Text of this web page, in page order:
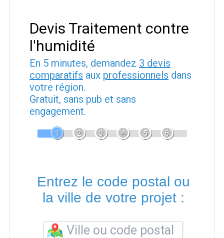
Devis Traitement contre
l'humidité
En 5 minutes, demandez 3 devis
comparatifs aux professionnels dans
votre région.
Gratuit, sans pub et sans
engagement.
1 2 3 4 5 6
Entrez le code postal ou
la ville de votre projet :